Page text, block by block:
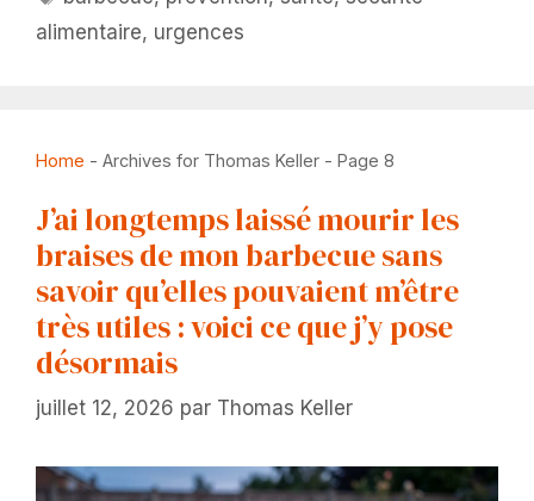
alimentaire, urgences
Home - Archives for Thomas Keller - Page 8
J’ai longtemps laissé mourir les
braises de mon barbecue sans
savoir qu’elles pouvaient m’être
très utiles : voici ce que j’y pose
désormais
juillet 12, 2026 par Thomas Keller